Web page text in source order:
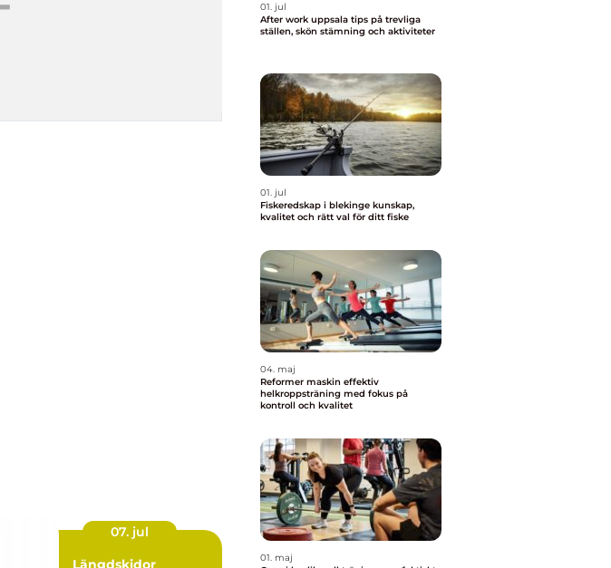
07. jul
Längdskidor
01. jul
After work uppsala tips på trevliga
ställen, skön stämning och aktiviteter
01. jul
Fiskeredskap i blekinge kunskap,
kvalitet och rätt val för ditt fiske
04. maj
Reformer maskin effektiv
helkroppsträning med fokus på
kontroll och kvalitet
01. maj